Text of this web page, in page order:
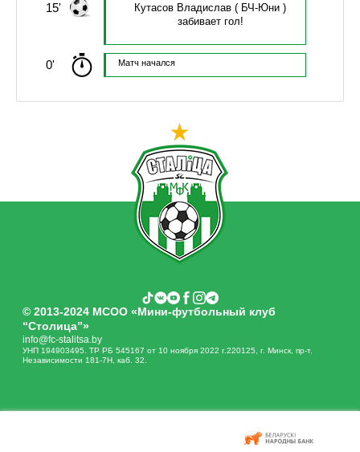
15' Кутасов Владислав ( БЧ-Юни )
забивает гол!
0' Матч начался
© 2013-2024 МСОО «Мини-футбольный клуб
“Столица”»
info@fc-stalitsa.by
УНП 194903495. ТР РБ 545167 от 10 ноября 2022 г.220125, г. Минск, пр-т.
Независимости 181-7Н, каб. 32.